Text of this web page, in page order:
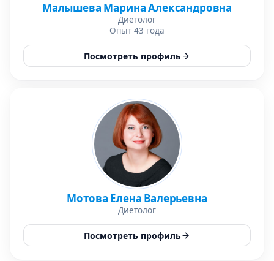
Малышева Марина Александровна
Диетолог
Опыт 43 года
Посмотреть профиль
Мотова Елена Валерьевна
Диетолог
Посмотреть профиль